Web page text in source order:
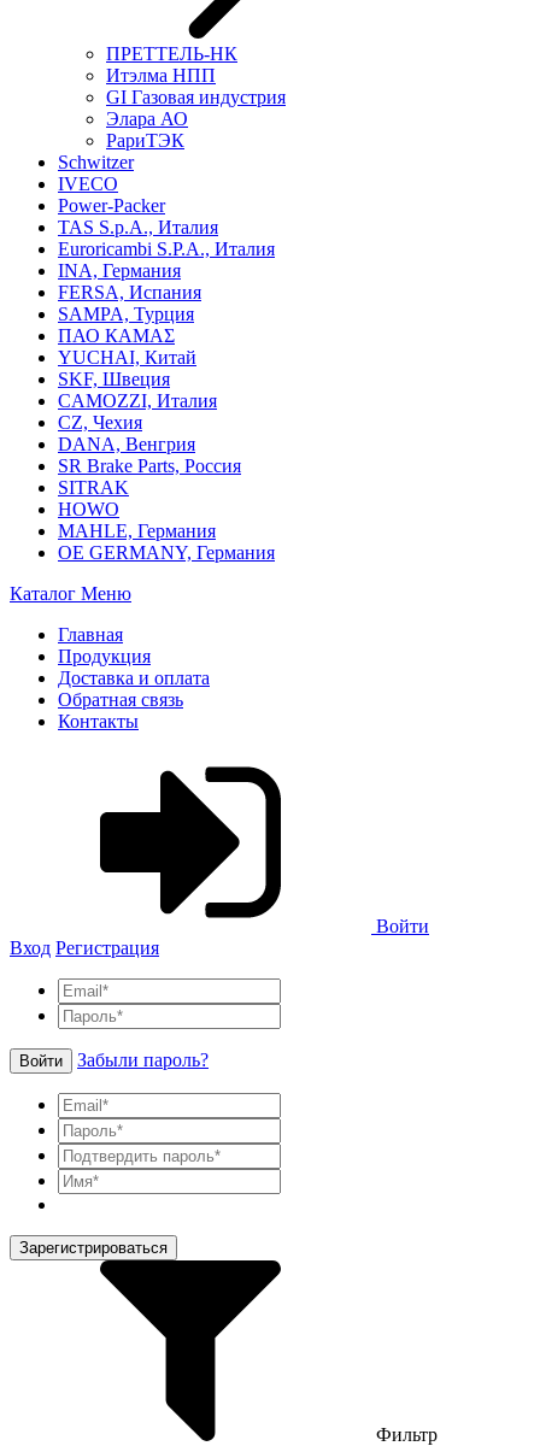
ПРЕТТЕЛЬ-НК
Итэлма НПП
GI Газовая индустрия
Элара АО
РариТЭК
Schwitzer
IVECO
Power-Packer
TAS S.p.A., Италия
Euroricambi S.P.A., Италия
INA, Германия
FERSA, Испания
SAMPA, Турция
ПАО КАМАΣ
YUCHAI, Китай
SKF, Швеция
CAMOZZI, Италия
CZ, Чехия
DANA, Венгрия
SR Brake Parts, Россия
SITRAK
HOWO
MAHLE, Германия
OE GERMANY, Германия
Каталог Меню
Главная
Продукция
Доставка и оплата
Обратная связь
Контакты
Войти
Вход Регистрация
Войти Забыли пароль?
Зарегистрироваться
Фильтр